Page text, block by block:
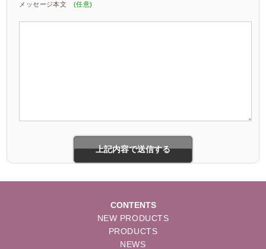
メッセージ本文 (任意)
CONTENTS
NEW PRODUCTS
PRODUCTS
NEWS